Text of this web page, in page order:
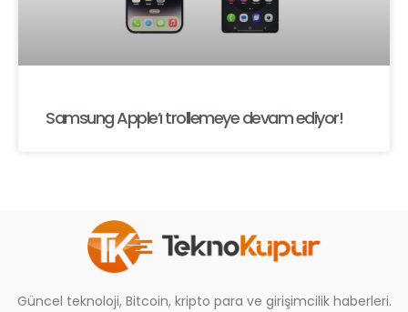
Samsung Apple’ı trollemeye devam ediyor!
Güncel teknoloji, Bitcoin, kripto para ve girişimcilik haberleri.